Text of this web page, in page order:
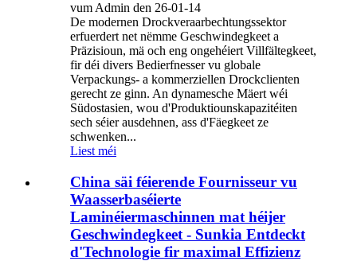
vum Admin den 26-01-14
De modernen Drockveraarbechtungssektor
erfuerdert net nëmme Geschwindegkeet a
Präzisioun, mä och eng ongehéiert Villfältegkeet,
fir déi divers Bedierfnesser vu globale
Verpackungs- a kommerziellen Drockclienten
gerecht ze ginn. An dynamesche Mäert wéi
Südostasien, wou d'Produktiounskapazitéiten
sech séier ausdehnen, ass d'Fäegkeet ze
schwenken...
Liest méi
China säi féierende Fournisseur vu
Waasserbaséierte
Laminéiermaschinnen mat héijer
Geschwindegkeet - Sunkia Entdeckt
d'Technologie fir maximal Effizienz